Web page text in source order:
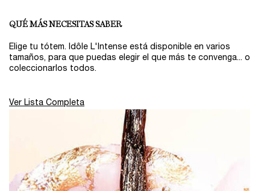
QUÉ MÁS NECESITAS SABER
Elige tu tótem. Idôle L'Intense está disponible en varios
tamaños, para que puedas elegir el que más te convenga... o
coleccionarlos todos.
Ver Lista Completa